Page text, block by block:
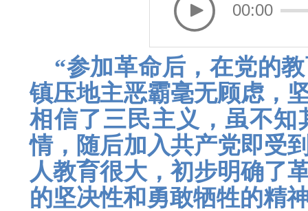
00:00
“参加革命后，在党的
镇压地主恶霸毫无顾虑，
相信了三民主义，虽不
情，随后加入共产党即受
人教育很大，初步明确了
的坚决性和勇敢牺牲的精